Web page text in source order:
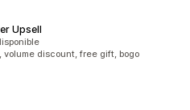
Upsell
discount, free gift, bogo